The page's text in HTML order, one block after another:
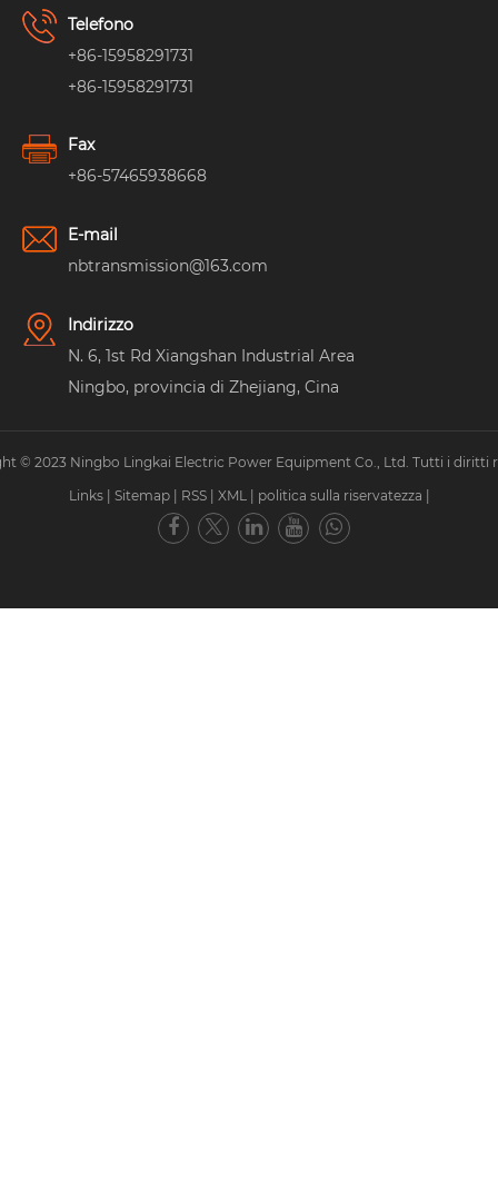
Telefono
+86-15958291731
+86-15958291731
Fax
+86-57465938668
E-mail
nbtransmission@163.com
Indirizzo
N. 6, 1st Rd Xiangshan Industrial Area
Ningbo, provincia di Zhejiang, Cina
© 2023 Ningbo Lingkai Electric Power Equipment Co., Ltd. Tutti i diritti
Links
Sitemap RSS XML politica sulla riservatezza